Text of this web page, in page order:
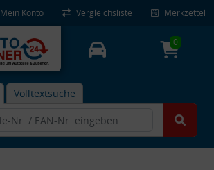
Mein Konto Vergleichsliste Merkzettel
Volltextsuche
0